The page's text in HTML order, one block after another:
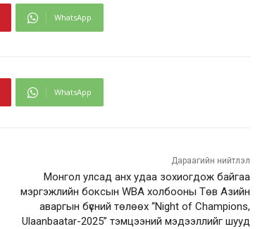
WhatsApp
WhatsApp
Дараагийн нийтлэл
Монгол улсад анх удаа зохиогдож байгаа
мэргэжлийн боксын WBA холбооны Төв Азийн
аваргын бүсний төлөөх “Night of Champions,
Ulaanbaatar-2025” тэмцээний мэдээллийг шууд